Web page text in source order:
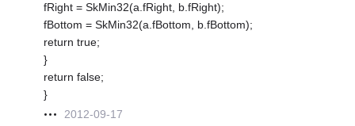
fRight = SkMin32(a.fRight, b.fRight);
fBottom = SkMin32(a.fBottom, b.fBottom);
return true;
}
return false;
}
2012-09-17